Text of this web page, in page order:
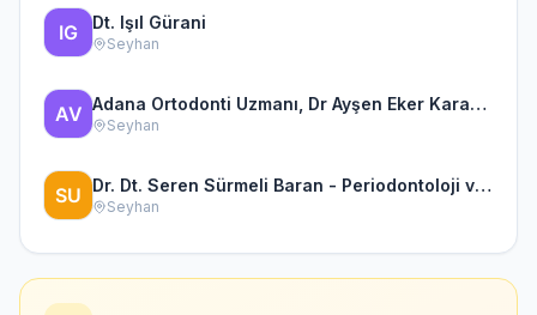
Dt. Işıl Gürani
Seyhan
Adana Ortodonti Uzmanı, Dr Ayşen Eker Karakulak Ortodonti ve
Seyhan
Dr. Dt. Seren Sürmeli Baran - Periodontoloji ve İmplantoloji Uzmanı
Seyhan